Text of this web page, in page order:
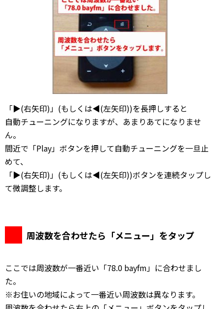
「▶(右矢印)」(もしくは◀(左矢印))を長押しすると
自動チューニングになりますが、あまりあてになりませ
ん。
間近で「Play」ボタンを押して自動チューニングを一旦止
めて、
「▶(右矢印)」(もしくは◀(左矢印))ボタンを連続タップし
て微調整します。
周波数を合わせたら「メニュー」をタップ
ここでは周波数が一番近い「78.0 bayfm」に合わせまし
た。
※お住いの地域によって一番近い周波数は異なります。